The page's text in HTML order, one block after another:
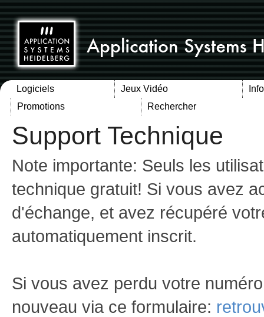
Logiciels Jeux Vidéo
Promotions
Rechercher
Support Technique
Note importante: Seuls les
technique gratuit! Si vous avez
d'échange, et avez récupéré
automatiquement inscrit.
Si vous avez perdu votre
nouveau via ce formulaire: